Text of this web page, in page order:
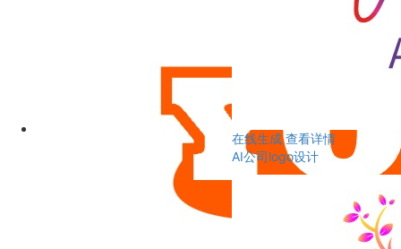
在线生成 查看详情
AI公司logo设计